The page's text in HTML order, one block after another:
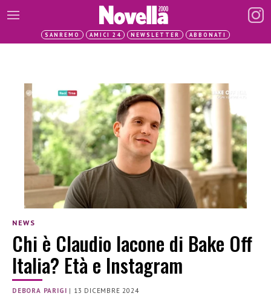
SANREMO AMICI 24 NEWSLETTER ABBONATI
NEWS
Chi è Claudio Iacone di Bake Off
Italia? Età e Instagram
DEBORA PARIGI | 13 DICEMBRE 2024